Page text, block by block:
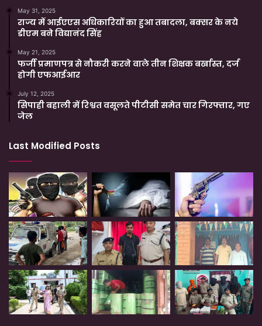
May 31, 2025
राज्य में आईएएस अधिकारियों का हुआ तबादला, बक्सर के नये
डीएम बने विद्यानंद सिंह
May 21, 2025
फर्जी प्रमाणपत्र से नौकरी करने वाले तीन शिक्षक बर्खास्त, दर्ज
होगी एफआईआर
July 12, 2025
सिपाही बहाली में रिश्वत वसूलते पीटीसी समेत चार गिरफ्तार, गए
जेल
Last Modified Posts